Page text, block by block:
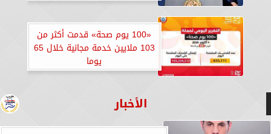
«100 يوم صحة» قدمت أكثر من
103 ملايين خدمة مجانية خلال 65
يوما
الأخبار